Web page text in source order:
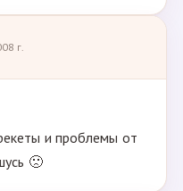
г.
и проблемы от
🙁